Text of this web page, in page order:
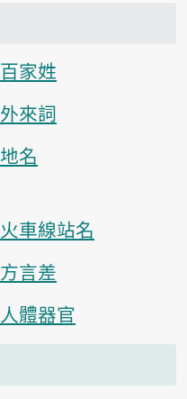
百家姓
外來詞
地名
火車線站名
方言差
人體器官